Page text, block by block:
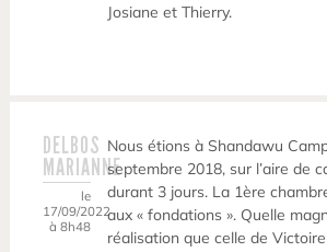
Josiane et Thierry.
DELBOS
MARIANNE
le
17/09/2022
à 8h48
Nous étions à Shandawu
septembre 2018, sur l’aire de
durant 3 jours. La 1ère
aux « fondations ». Quelle
réalisation que celle de